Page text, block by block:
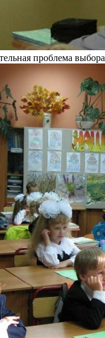
проблема выбора